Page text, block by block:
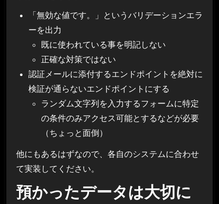
「無効な値です。」というバリデーションエラ
ーを出力
既に使われている事を明記しない
正確な対策ではない
認証メールに添付するエンドポイントを絶対に
検証が通らないエンドポイントにする
ランダム文字列を入力するフォームに特定
の条件のみアクセス可能とするなどが必要
（ちょっと面倒）
他にもあるはずなので、各自のシステムに合わせ
て実装してください。
預かったデータは大切に